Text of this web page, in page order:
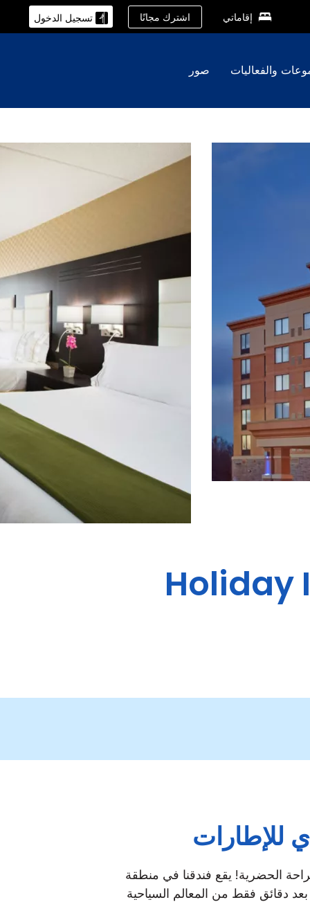
إقاماتي اشترك مجانًا تسجيل الدخول
والفعاليات صور
Holiday
للإطارات
الحضرية! يقع فندقنا في منطقة
دقائق فقط من المعالم السياحية